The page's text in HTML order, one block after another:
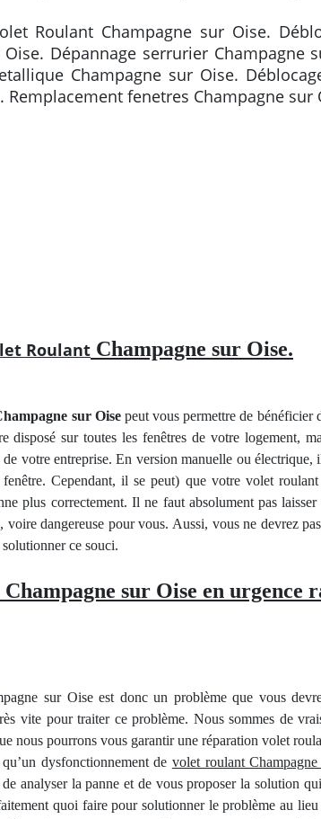
Roulant Champagne sur Oise.
Dépannage serrurier Champagne
Champagne sur Oise.
fenetres Champagne sur
Roulant Champagne sur Oise.
sur Oisepeut vous permettre de bénéficier
disposé sur toutes les fenêtres de votre logement,
votre entreprise. En version manuelle ou électrique,
Cependant, il se peut) que votre volet
plus correctement. Il ne faut absolument pas laisser
dangereuse pour vous. Aussi, vous ne devrez
ce souci.
sur Oise en urgence
sur Oise est donc un problème que vous
vite pour traiter ce problème. Nous sommes de
nous pourrons vous garantir une réparation volet
dysfonctionnement de volet roulant
analyser la panne et de vous proposer la solution
quoi faire pour solutionner le problème au lieu